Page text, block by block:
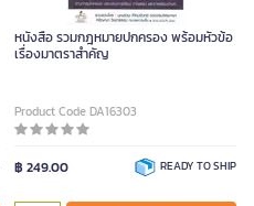
หนังสือ รวมกฎหมายปกครอง พร้อมหัวข้อ
เรื่องมาตราสำคัญ
Product Code DA16303
฿ 249.00 READY TO SHIP